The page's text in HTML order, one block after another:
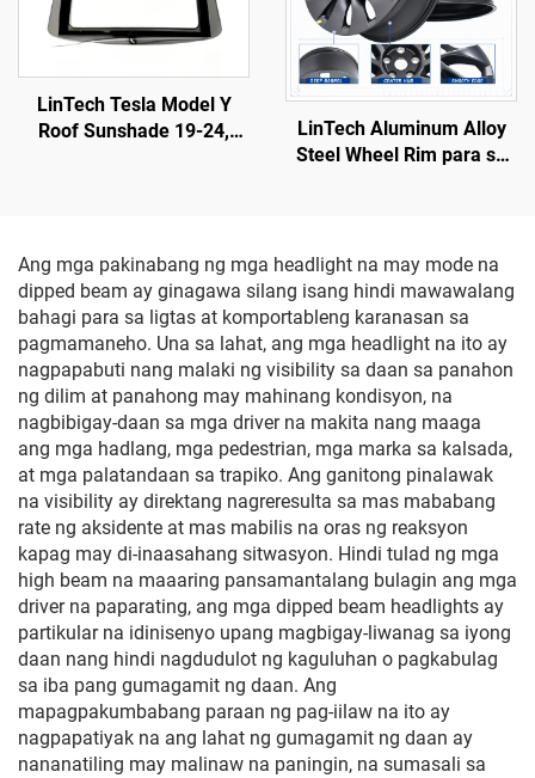
Pag-customize
LinTech Tesla Model Y
Roof Sunshade 19-24,
LinTech Aluminum Alloy
Steel Wheel Rim para sa
Ang mga pakinabang ng mga headlight na may mode na
dipped beam ay ginagawa silang isang hindi mawawalang
bahagi para sa ligtas at komportableng karanasan sa
pagmamaneho. Una sa lahat, ang mga headlight na ito ay
nagpapabuti nang malaki ng visibility sa daan sa panahon
ng dilim at panahong may mahinang kondisyon, na
nagbibigay-daan sa mga driver na makita nang maaga
ang mga hadlang, mga pedestrian, mga marka sa kalsada,
at mga palatandaan sa trapiko. Ang ganitong pinalawak
na visibility ay direktang nagreresulta sa mas mababang
rate ng aksidente at mas mabilis na oras ng reaksyon
kapag may di-inaasahang sitwasyon. Hindi tulad ng mga
high beam na maaaring pansamantalang bulagin ang mga
driver na paparating, ang mga dipped beam headlights ay
partikular na idinisenyo upang magbigay-liwanag sa iyong
daan nang hindi nagdudulot ng kaguluhan o pagkabulag
sa iba pang gumagamit ng daan. Ang
mapagpakumbabang paraan ng pag-iilaw na ito ay
nagpapatiyak na ang lahat ng gumagamit ng daan ay
nananatiling may malinaw na paningin, na sumasali sa